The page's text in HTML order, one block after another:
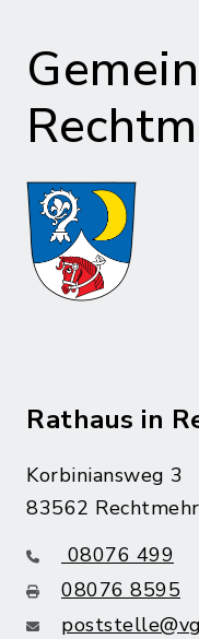
Rathaus in
Korbiniansweg 3
83562
08076 499
08076 8595